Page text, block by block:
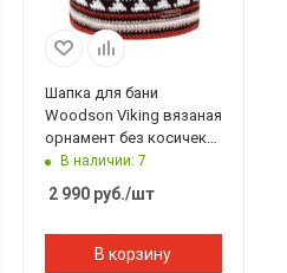
Шапка для бани
Woodson Viking вязаная
орнамент без косичек
(коричневый)
В наличии: 7
2 990руб./шт
В корзину